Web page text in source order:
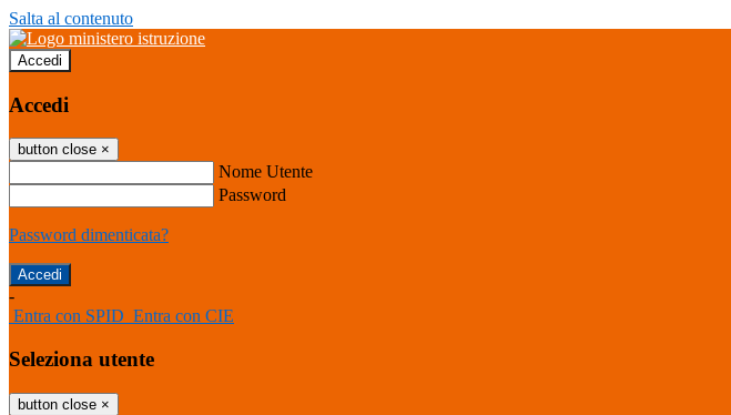
Salta al contenuto
Accedi
Accedi
button close ×
Nome Utente
Password
Password dimenticata?
-
Entra con SPID Entra con CIE
Seleziona utente
button close ×